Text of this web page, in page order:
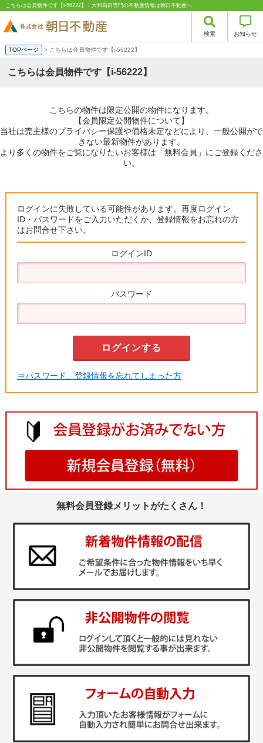
こちらは会員物件です【i-56222】｜大和高田専門の不動産情報は朝日不動産へ
検索 お知らせ
TOPページ > こちらは会員物件です【i-56222】
こちらは会員物件です【i-56222】
こちらの物件は限定公開の物件になります。
【会員限定公開物件について】
当社は売主様のプライバシー保護や価格未定などにより、一般公開がで
きない最新物件があります。
より多くの物件をご覧になりたいお客様は「無料会員」にご登録くださ
い。
ログインに失敗している可能性があります。再度ログイン
ID・パスワードをご入力いただくか、登録情報をお忘れの方
はお問合せ下さい。
ログインID
パスワード
⇒パスワード、登録情報を忘れてしまった方
無料会員登録メリットがたくさん！